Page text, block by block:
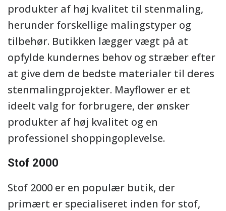
produkter af høj kvalitet til stenmaling,
herunder forskellige malingstyper og
tilbehør. Butikken lægger vægt på at
opfylde kundernes behov og stræber efter
at give dem de bedste materialer til deres
stenmalingprojekter. Mayflower er et
ideelt valg for forbrugere, der ønsker
produkter af høj kvalitet og en
professionel shoppingoplevelse.
Stof 2000
Stof 2000 er en populær butik, der
primært er specialiseret inden for stof,